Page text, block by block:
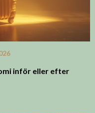
inför eller efter